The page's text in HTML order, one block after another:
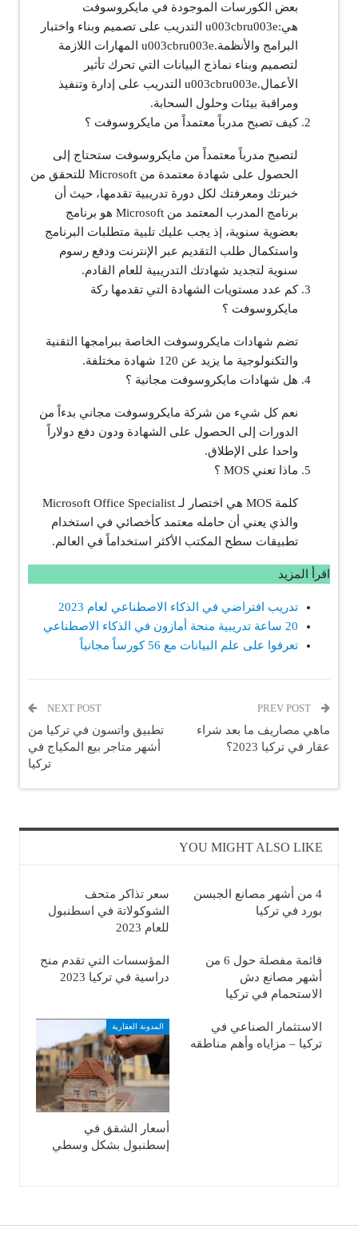
بعض الكورسات الموجودة في مايكروسوفت
هي:u003cbru003e التدريب على تصميم وبناء واختبار
البرامج والأنظمة.u003cbru003e المهارات اللازمة
لتصميم وبناء نماذج البيانات التي تحرك تأثير
الأعمال.u003cbru003e التدريب على إدارة وتنفيذ
ومراقبة بيئات وحلول السحابة.
كيف تصبح مدرباً معتمداً من مايكروسوفت ؟
لتصبح مدرباً معتمداً من مايكروسوفت ستحتاج إلى
الحصول على شهادة معتمدة من Microsoft للتحقق من
خبرتك ومعرفتك لكل دورة تدريبية تقدمها، حيث أن
برنامج المدرب المعتمد من Microsoft هو برنامج
بعضوية سنوية، إذ يجب عليك تلبية متطلبات البرنامج
واستكمال طلب التقديم عبر الإنترنت ودفع رسوم
سنوية لتجديد شهادتك التدريبية للعام القادم.
كم عدد مستويات الشهادة التي تقدمها ركة
مايكروسوفت ؟
تضم شهادات مايكروسوفت الخاصة ببرامجها التقنية
والتكنولوجية ما يزيد عن 120 شهادة مختلفة.
هل شهادات مايكروسوفت مجانية ؟
نعم كل شيء من شركة مايكروسوفت مجاني بدءاً من
الدورات إلى الحصول على الشهادة ودون دفع دولاراً
واحدا على الإطلاق.
ماذا تعني MOS ؟
كلمة MOS هي اختصار لـ Microsoft Office Specialist
والذي يعني أن حامله معتمد كأخصائي في استخدام
تطبيقات سطح المكتب الأكثر استخداماً في العالم.
اقرأ المزيد
تدريب افتراضي في الذكاء الاصطناعي لعام 2023
20 ساعة تدريبية منحة أمازون في الذكاء الاصطناعي
تعرفوا على علم البيانات مع 56 كورساً مجانياً
ماهي مصاريف ما بعد شراء
عقار في تركيا 2023؟
NEXT POST
تطبيق واتسون في تركيا من
أشهر متاجر بيع المكياج في
تركيا
YOU MIGHT ALSO LIKE
4 من أشهر مصانع الجبسن
بورد في تركيا
سعر تذاكر متحف
الشوكولاتة في اسطنبول
للعام 2023
قائمة مفصلة حول 6 من
أشهر مصانع دش
الاستحمام في تركيا
المؤسسات التي تقدم منح
دراسية في تركيا 2023
الاستثمار الصناعي في
تركيا – مزاياه وأهم مناطقه
المدونة العقارية
أسعار الشقق في
إسطنبول بشكل وسطي